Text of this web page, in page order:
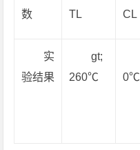
数
TL
CL
实
验结果
gt;
260℃
0℃